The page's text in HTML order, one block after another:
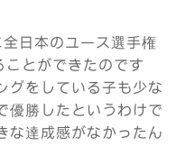
日本のユース選手権
ことができたのです
グをしている子も少な
優勝したというわけで
な達成感がなかったん